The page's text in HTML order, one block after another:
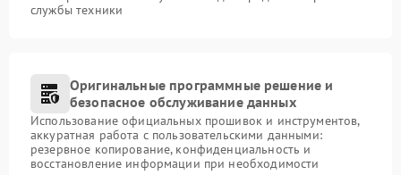
службы техники
Оригинальные программные решение и
безопасное обслуживание данных
Использование официальных прошивок и инструментов,
аккуратная работа с пользовательскими данными:
резервное копирование, конфиденциальность и
восстановление информации при необходимости